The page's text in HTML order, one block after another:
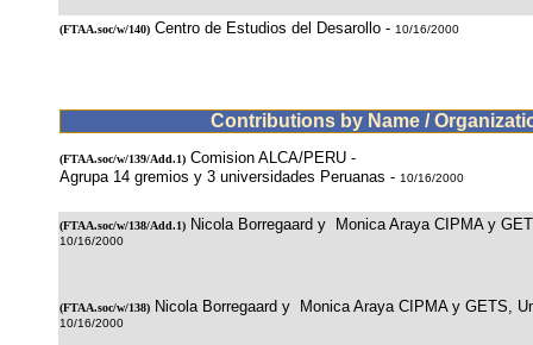
(FTAA.soc/w/140) Centro de Estudios del Desarollo - 10/16/2000
Contributions by Name /
(FTAA.soc/w/139/Add.1) Comision ALCA/PERU -
Agrupa 14 gremios y 3 universidades Peruanas - 10/16/2000
(FTAA.soc/w/138/Add.1) Nicola Borregaard y Monica Araya CIPMA y
10/16/2000
(FTAA.soc/w/138) Nicola Borregaard y Monica Araya CIPMA y GETS,
10/16/2000